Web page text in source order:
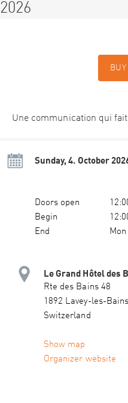
2026
BUY
Une communication qui
Sunday, 4. October
Doors open
Begin
End
Le Grand Hôtel des
Rte des Bains 48
1892 Lavey-les-Bains
Switzerland
Show map
Organizer website